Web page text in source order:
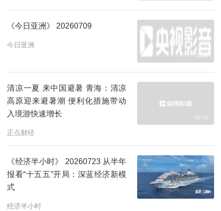
《今日亚洲》 20260709
今日亚洲
25:49
清凉一夏 来中国避暑 青海：清凉
高原迎来避暑潮 便利化措施带动
入境游快速增长
正点财经
01:50
《经济半小时》 20260723 从半年
报看“十五五”开局：深蓝经济新模
式
经济半小时
27:18